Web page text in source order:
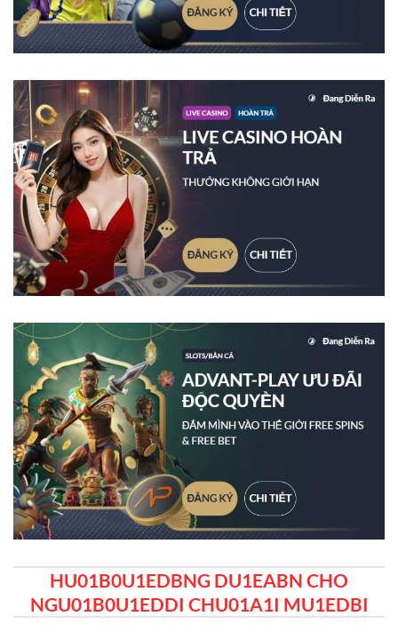
HU01B0U1EDBNG DU1EABN CHO
NGU01B0U1EDDI CHU01A1I MU1EDBI